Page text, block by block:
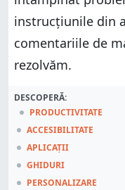
instrucțiunile din
comentariile de
rezolvăm.
DESCOPERĂ:
PRODUCTIVITATE
ACCESIBILITATE
APLICAȚII
GHIDURI
PERSONALIZARE